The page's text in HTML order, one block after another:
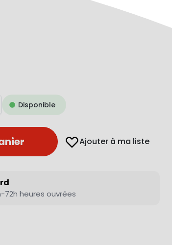
Disponible
Ajouter à ma liste
72h heures ouvrées